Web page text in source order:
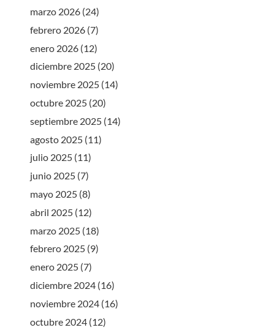
marzo 2026 (24)
febrero 2026 (7)
enero 2026 (12)
diciembre 2025 (20)
noviembre 2025 (14)
octubre 2025 (20)
septiembre 2025 (14)
agosto 2025 (11)
julio 2025 (11)
junio 2025 (7)
mayo 2025 (8)
abril 2025 (12)
marzo 2025 (18)
febrero 2025 (9)
enero 2025 (7)
diciembre 2024 (16)
noviembre 2024 (16)
octubre 2024 (12)